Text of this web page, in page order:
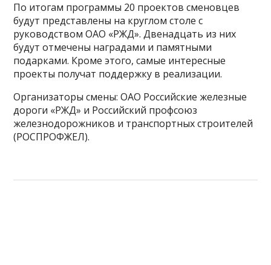
По итогам программы 20 проектов сменовцев
будут представлены на круглом столе с
руководством ОАО «РЖД». Двенадцать из них
будут отмечены наградами и памятными
подарками. Кроме этого, самые интересные
проекты получат поддержку в реализации.
Организаторы смены: ОАО Российские железные
дороги «РЖД» и Российский профсоюз
железнодорожников и транспортных строителей
(РОСПРОФЖЕЛ).